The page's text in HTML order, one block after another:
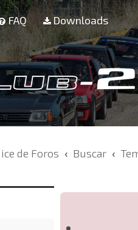
FAQ Downloads
de Foros Buscar